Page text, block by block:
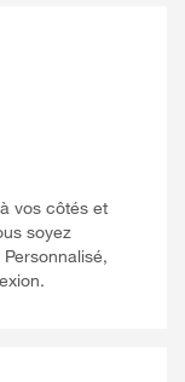
vos côtés et
soyez